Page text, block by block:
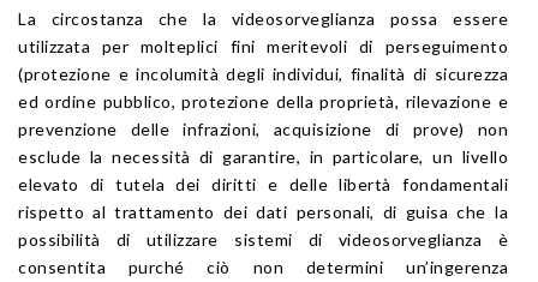
La circostanza che la videosorveglianza possa essere
utilizzata per molteplici fini meritevoli di perseguimento
(protezione e incolumità degli individui, finalità di sicurezza
ed ordine pubblico, protezione della proprietà, rilevazione e
prevenzione delle infrazioni, acquisizione di prove) non
esclude la necessità di garantire, in particolare, un livello
elevato di tutela dei diritti e delle libertà fondamentali
rispetto al trattamento dei dati personali, di guisa che la
possibilità di utilizzare sistemi di videosorveglianza è
consentita purché ciò non determini un’ingerenza